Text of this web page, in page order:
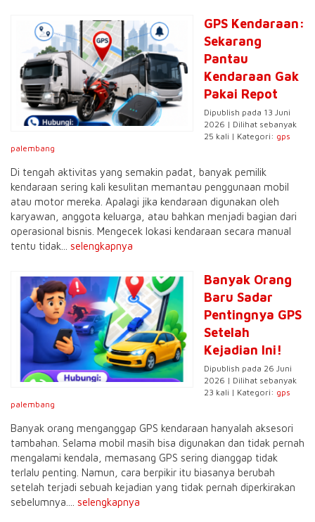
GPS Kendaraan:
Sekarang
Pantau
Kendaraan Gak
Pakai Repot
Dipublish pada 13 Juni
2026 | Dilihat sebanyak
25 kali | Kategori: gps
palembang
Di tengah aktivitas yang semakin padat, banyak pemilik
kendaraan sering kali kesulitan memantau penggunaan mobil
atau motor mereka. Apalagi jika kendaraan digunakan oleh
karyawan, anggota keluarga, atau bahkan menjadi bagian dari
operasional bisnis. Mengecek lokasi kendaraan secara manual
tentu tidak... selengkapnya
Banyak Orang
Baru Sadar
Pentingnya GPS
Setelah
Kejadian Ini!
Dipublish pada 26 Juni
2026 | Dilihat sebanyak
23 kali | Kategori: gps
palembang
Banyak orang menganggap GPS kendaraan hanyalah aksesori
tambahan. Selama mobil masih bisa digunakan dan tidak pernah
mengalami kendala, memasang GPS sering dianggap tidak
terlalu penting. Namun, cara berpikir itu biasanya berubah
setelah terjadi sebuah kejadian yang tidak pernah diperkirakan
sebelumnya.... selengkapnya